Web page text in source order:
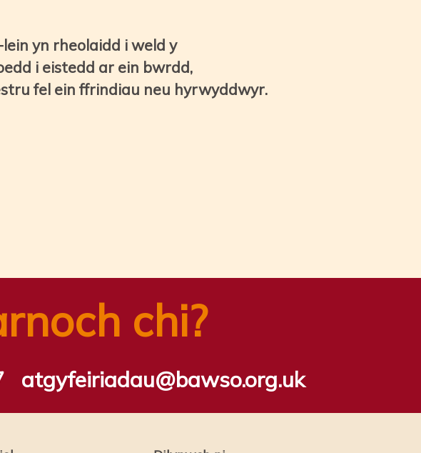
yn rheolaidd i weld y
i eistedd ar ein bwrdd,
fel ein ffrindiau neu hyrwyddwyr.
chi?
atgyfeiriadau@bawso.org.uk